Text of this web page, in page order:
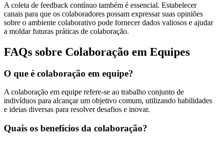
A coleta de feedback contínuo também é essencial. Estabelecer
canais para que os colaboradores possam expressar suas opiniões
sobre o ambiente colaborativo pode fornecer dados valiosos e ajudar
a moldar futuras práticas de colaboração.
FAQs sobre Colaboração em Equipes
O que é colaboração em equipe?
A colaboração em equipe refere-se ao trabalho conjunto de
indivíduos para alcançar um objetivo comum, utilizando habilidades
e ideias diversas para resolver desafios e inovar.
Quais os benefícios da colaboração?